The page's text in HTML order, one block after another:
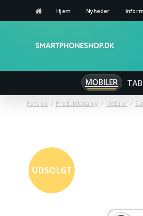
Hjem Nyheder
MOBILER
Forside / Produktkatalog / Mobiler /
UDSOLGT